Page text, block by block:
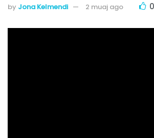
by Jona Kelmendi 2 muaj ago 0